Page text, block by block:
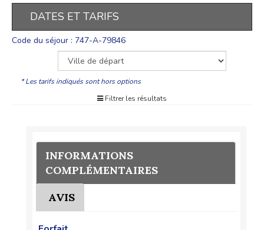
DATES ET TARIFS
Code du séjour : 747-A-79846
* Les tarifs indiqués sont hors options
Filtrer les résultats
INFORMATIONS
COMPLÉMENTAIRES
AVIS